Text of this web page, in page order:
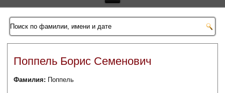
Поппель Борис Семенович
Фамилия: Поппель